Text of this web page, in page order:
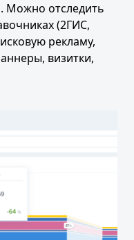
Можно отследить
(2ГИС,
рекламу,
визитки,